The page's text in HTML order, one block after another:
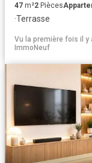
47 m²2 Pièces
·Terrasse
Vu la première fois il y
ImmoNeuf